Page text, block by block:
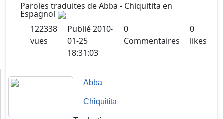
Paroles traduites deAbba - Chiquitita en
Espagnol
122338
vues
Publié2010-
01-25
18:31:03
0
Commentaires
0
likes
Abba
Chiquitita